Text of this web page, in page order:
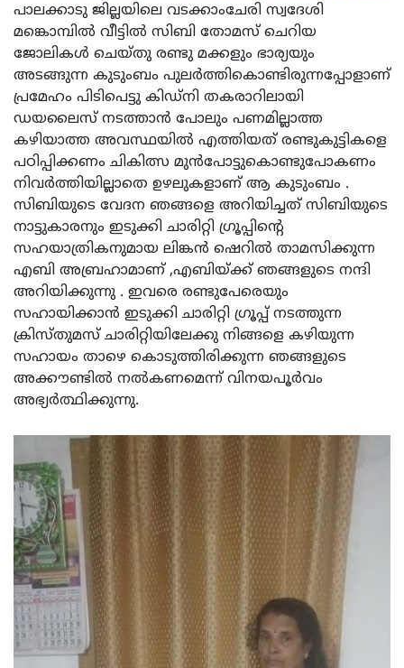
പാലക്കാടു ജില്ലയിലെ വടക്കാംചേരി സ്വദേശി
മങ്കൊമ്പിൽ വീട്ടിൽ സിബി തോമസ് ചെറിയ
ജോലികൾ ചെയ്തു രണ്ടു മക്കളും ഭാര്യയും
അടങ്ങുന്ന കുടുംബം പുലർത്തികൊണ്ടിരുന്നപ്പോളാണ്
പ്രമേഹം പിടിപെട്ടു കിഡ്‌നി തകരാറിലായി
ഡയലൈസ് നടത്താൻ പോലും പണമില്ലാത്ത
കഴിയാത്ത അവസ്ഥയിൽ എത്തിയത് രണ്ടുകുട്ടികളെ
പഠിപ്പിക്കണം ചികിത്സ മുൻപോട്ടുകൊണ്ടുപോകണം
നിവർത്തിയില്ലാതെ ഉഴലുകളാണ് ആ കുടുംബം .
സിബിയുടെ വേദന ഞങ്ങളെ അറിയിച്ചത് സിബിയുടെ
നാട്ടുകാരനും ഇടുക്കി ചാരിറ്റി ഗ്രൂപ്പിന്റെ
സഹയാത്രികനുമായ ലിങ്കൻ ഷെറിൽ താമസിക്കുന്ന
എബി അബ്രഹാമാണ് ,എബിയ്ക്ക് ഞങ്ങളുടെ നന്ദി
അറിയിക്കുന്നു . ഇവരെ രണ്ടുപേരെയും
സഹായിക്കാൻ ഇടുക്കി ചാരിറ്റി ഗ്രൂപ്പ് നടത്തുന്ന
ക്രിസ്തുമസ് ചാരിറ്റിയിലേക്കു നിങ്ങളെ കഴിയുന്ന
സഹായം താഴെ കൊടുത്തിരിക്കുന്ന ഞങ്ങളുടെ
അക്കൗണ്ടിൽ നൽകണമെന്ന് വിനയപൂർവം
അഭ്യർത്ഥിക്കുന്നു.